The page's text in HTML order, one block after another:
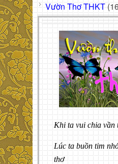
Vườn Thơ THKT
Khi ta vui chia vần
Lúc ta buồn tim
thơ